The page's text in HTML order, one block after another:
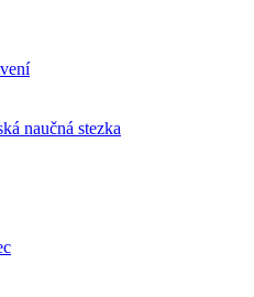
naučná stezka